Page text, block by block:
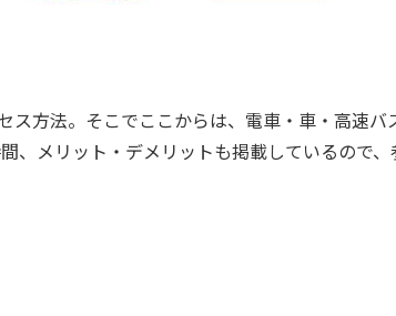
ス方法。そこでここからは、電車・車・高速バ
、メリット・デメリットも掲載しているので、